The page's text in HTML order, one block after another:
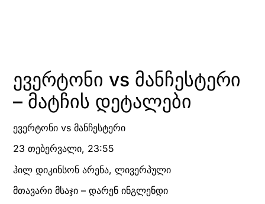
ევერტონი vs მანჩესტერი
– მატჩის დეტალები
ევერტონი vs მანჩესტერი
23 თებერვალი, 23:55
ჰილ დიკინსონ არენა, ლივერპული
მთავარი მსაჯი – დარენ ინგლენდი